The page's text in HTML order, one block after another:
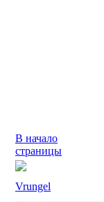
В начало
страницы
Vrungel